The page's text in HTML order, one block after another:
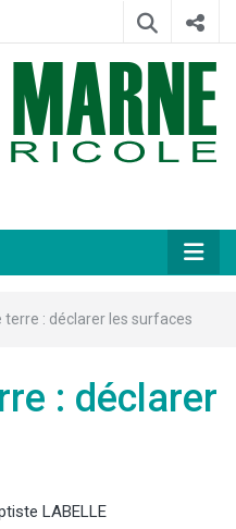
Agricole
terre : déclarer les surfaces
: déclarer
LABELLE